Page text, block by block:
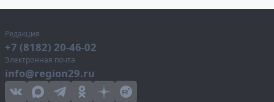
Редакция
+7 (8182) 20-46-02
Электронная почта
info@region29.ru